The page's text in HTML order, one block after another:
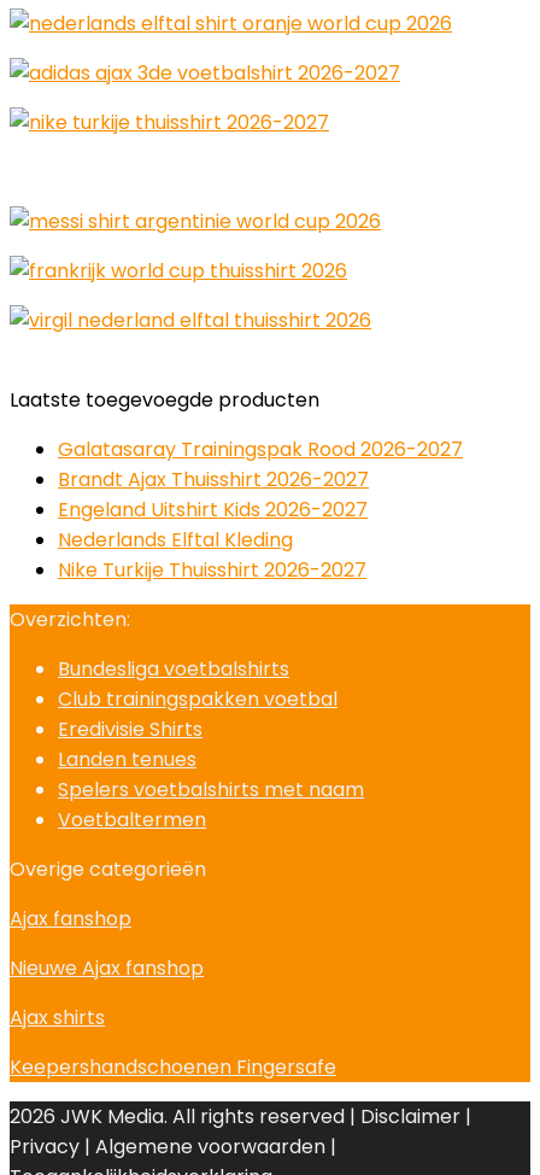
Laatste toegevoegde producten
Galatasaray Trainingspak Rood 2026-2027
Brandt Ajax Thuisshirt 2026-2027
Engeland Uitshirt Kids 2026-2027
Nederlands Elftal Kleding
Nike Turkije Thuisshirt 2026-2027
Overzichten:
Bundesliga voetbalshirts
Club trainingspakken voetbal
Eredivisie Shirts
Landen tenues
Spelers voetbalshirts met naam
Voetbaltermen
Overige categorieën
Ajax fanshop
Nieuwe Ajax fanshop
Ajax shirts
Keepershandschoenen Fingersafe
2026 JWK Media. All rights reserved | Disclaimer |
Privacy | Algemene voorwaarden |